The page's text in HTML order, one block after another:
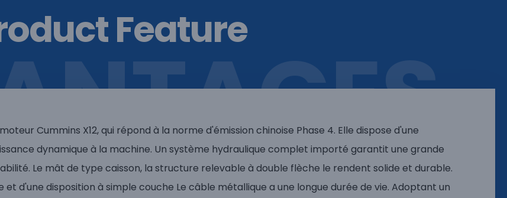
Feature
Cummins X12, qui répond à la norme d'émission chinoise Phase 4. Elle dispose d'une
dynamique à la machine. Un système hydraulique complet importé garantit une grande
Le mât de type caisson, la structure relevable à double flèche le rendent solide et durable.
d'une disposition à simple couche Le câble métallique a une longue durée de vie. Adoptant un